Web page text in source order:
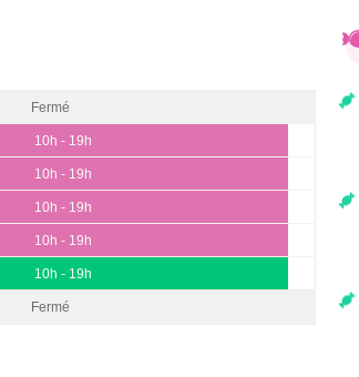
Fermé
10h - 19h
10h - 19h
10h - 19h
10h - 19h
10h - 19h
Fermé